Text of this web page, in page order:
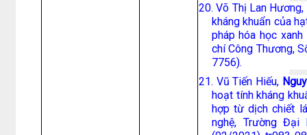
20. Võ Thị Lan Hương,
kháng khuẩn của
pháp hóa học
chí Công Thương,
7756).
21. Vũ Tiến Hiếu,
hoạt tính kháng
hợp từ dịch chiết
nghệ, Trường